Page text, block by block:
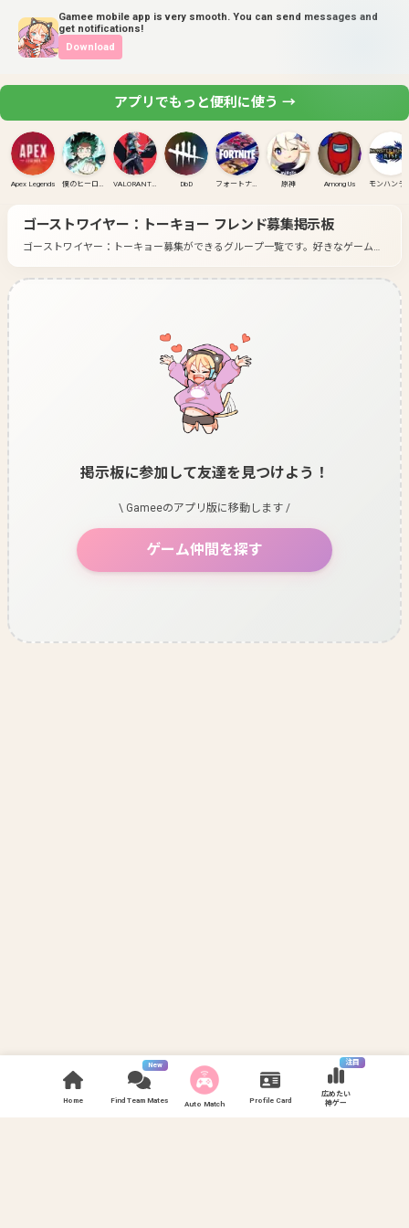
Gamee mobile app is very smooth. You can send messages and
get notifications!
Download
Home
New
Find Team Mates Auto Match Profile Card
注目
広めたい
神ゲー
アプリでもっと便利に使う →
Apex Legends 僕のヒーローアカデミア ULTRA RUMBLE VALORANT(PC) DbD フォートナイト 原神 Among Us
ゴーストワイヤー：トーキョー フレンド募集掲示板
ゴーストワイヤー：トーキョー募集ができるグループ一覧です。 好きなゲームの
掲示板に参加して友達を見つけよう！
\ Gameeのアプリ版に移動します /
ゲーム仲間を探す